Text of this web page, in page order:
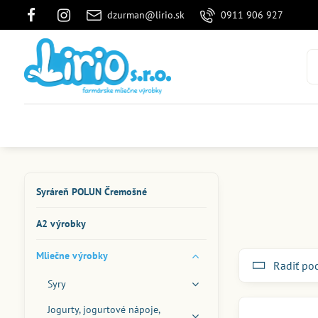
dzurman@lirio.sk 0911 906 927
Radiť
Syráreň POLUN Čremošné
A2 výrobky
Mliečne výrobky
Syry
Jogurty, jogurtové nápoje,